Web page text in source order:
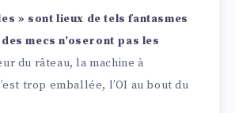
» sont lieux de tels fantasmes
mecs n’oseront pas les
du râteau, la machine à
trop emballée, l’OI au bout du